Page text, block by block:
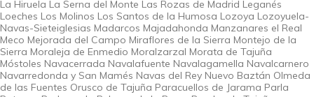
La Hiruela La Serna del Monte Las Rozas de Madrid Leganés
Loeches Los Molinos Los Santos de la Humosa Lozoya Lozoyuela-
Navas-Sieteiglesias Madarcos Majadahonda Manzanares el Real
Meco Mejorada del Campo Miraflores de la Sierra Montejo de la
Sierra Moraleja de Enmedio Moralzarzal Morata de Tajuña
Móstoles Navacerrada Navalafuente Navalagamella Navalcarnero
Navarredonda y San Mamés Navas del Rey Nuevo Baztán Olmeda
de las Fuentes Orusco de Tajuña Paracuellos de Jarama Parla